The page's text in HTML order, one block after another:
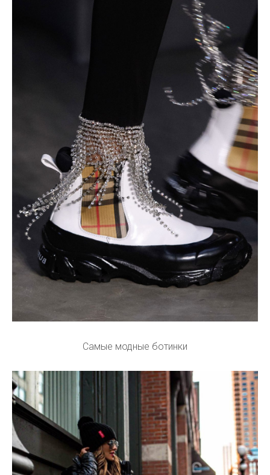
Самые модные ботинки